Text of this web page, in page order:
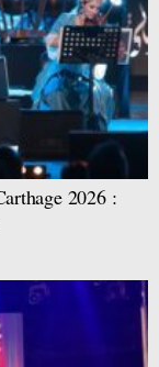
2026 :